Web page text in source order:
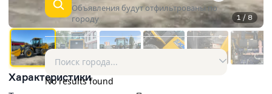
Характеристики
1 / 8
Объявления будут отфильтрованы по
городу
No results found